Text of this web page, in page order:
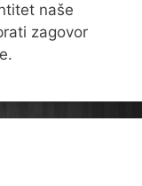
naše
zagovor